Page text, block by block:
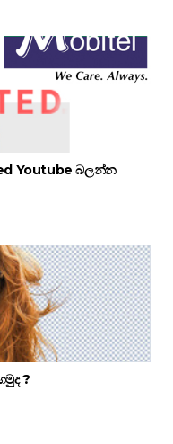
Youtube බලන්න
?